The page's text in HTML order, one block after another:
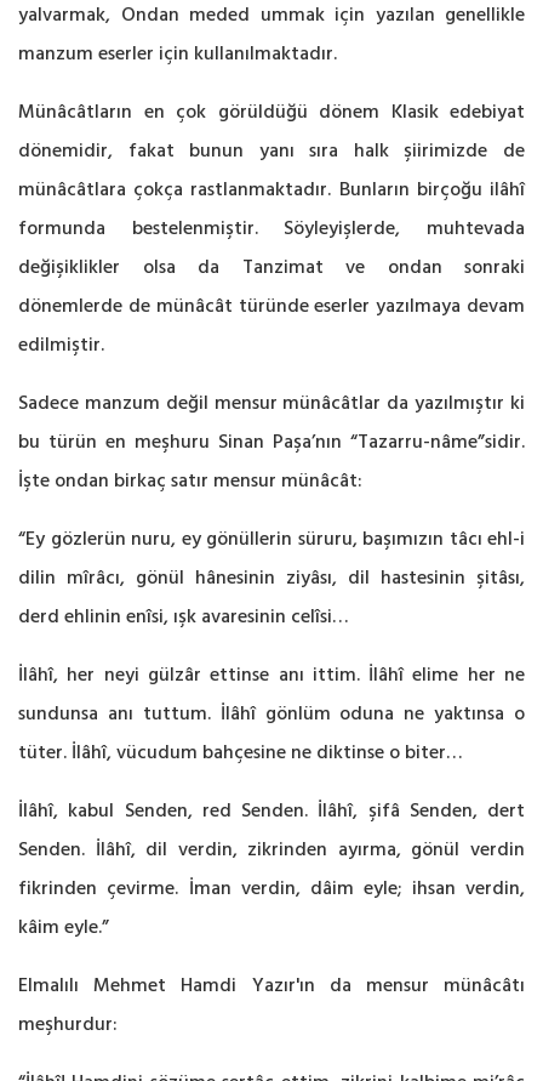
yalvarmak, Ondan meded ummak için yazılan genellikle
manzum eserler için kullanılmaktadır.
Münâcâtların en çok görüldüğü dönem Klasik edebiyat
dönemidir, fakat bunun yanı sıra halk şiirimizde de
münâcâtlara çokça rastlanmaktadır. Bunların birçoğu ilâhî
formunda bestelenmiştir. Söyleyişlerde, muhtevada
değişiklikler olsa da Tanzimat ve ondan sonraki
dönemlerde de münâcât türünde eserler yazılmaya devam
edilmiştir.
Sadece manzum değil mensur münâcâtlar da yazılmıştır ki
bu türün en meşhuru Sinan Paşa’nın “Tazarru-nâme”sidir.
İşte ondan birkaç satır mensur münâcât:
“Ey gözlerün nuru, ey gönüllerin süruru, başımızın tâcı ehl-i
dilin mîrâcı, gönül hânesinin ziyâsı, dil hastesinin şitâsı,
derd ehlinin enîsi, ışk avaresinin celîsi…
İlâhî, her neyi gülzâr ettinse anı ittim. İlâhî elime her ne
sundunsa anı tuttum. İlâhî gönlüm oduna ne yaktınsa o
tüter. İlâhî, vücudum bahçesine ne diktinse o biter…
İlâhî, kabul Senden, red Senden. İlâhî, şifâ Senden, dert
Senden. İlâhî, dil verdin, zikrinden ayırma, gönül verdin
fikrinden çevirme. İman verdin, dâim eyle; ihsan verdin,
kâim eyle.”
Elmalılı Mehmet Hamdi Yazır'ın da mensur münâcâtı
meşhurdur: